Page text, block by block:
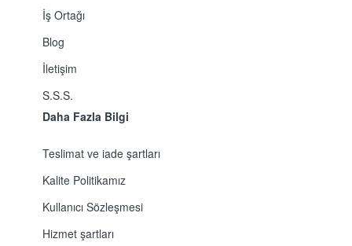
İş Ortağı
Blog
İletişim
S.S.S.
Daha Fazla Bilgi
Teslimat ve iade şartları
Kalite Politikamız
Kullanıcı Sözleşmesi
Hizmet şartları